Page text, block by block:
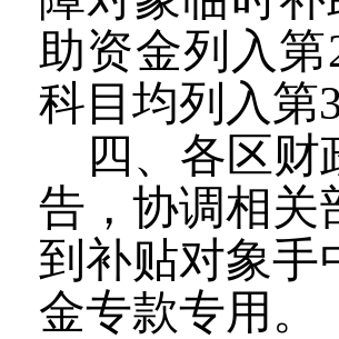
助资金列入第
科目均列入第
四、各区
告，协调相关
到补贴对象手
金专款专用。